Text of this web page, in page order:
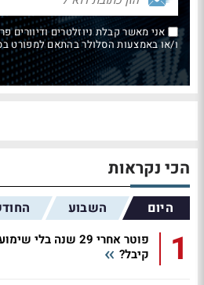
אני מאשר קבלת ניוזלטרים ודיוורים
ו/או באמצעות הסלולר בהתאם למפורט בסעיף 10 בתנאי
הכי נקראות
היום השבוע
1
קיבל?